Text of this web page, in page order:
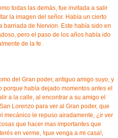
todas las demás, fue invitada a salir
la imagen del señor. Había un cierto
barriada de Nervion. Este había sido en
pero el paso de los años había ido
de la fe.
del Gran poder, antiguo amigo suyo, y
había dejado momentos antes el
a la calle, al encontrar a su amigo el
Lorenzo para ver al Gran poder, que
mecánico le repuso airadamente, ¿ir ver
que hacer mas importantes que
en verme, !que venga a mi casa!,